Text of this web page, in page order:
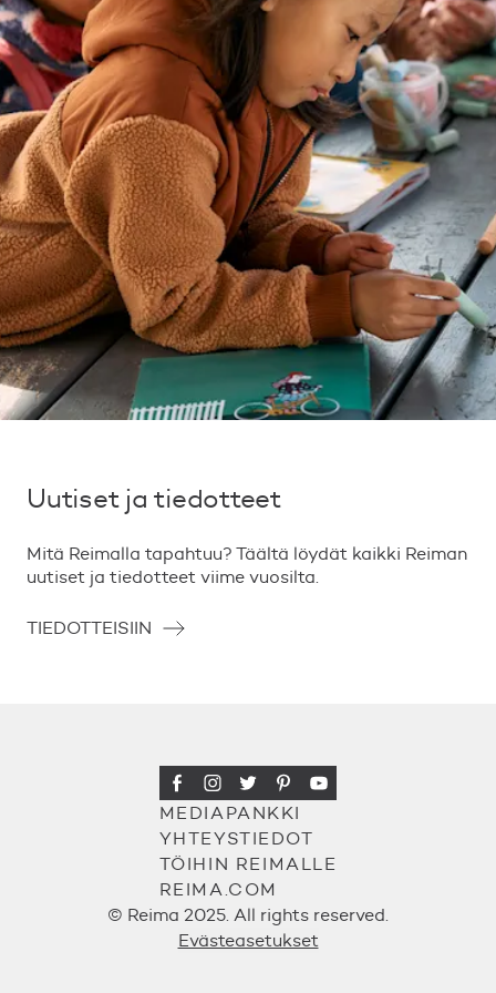
Uutiset ja tiedotteet
Mitä Reimalla tapahtuu? Täältä löydät kaikki Reiman
uutiset ja tiedotteet viime vuosilta.
TIEDOTTEISIIN
MEDIAPANKKI
YHTEYSTIEDOT
TÖIHIN REIMALLE
REIMA.COM
© Reima 2025. All rights reserved.
Evästeasetukset